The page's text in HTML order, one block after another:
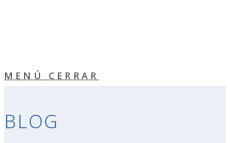
MENÚ CERRAR
BLOG